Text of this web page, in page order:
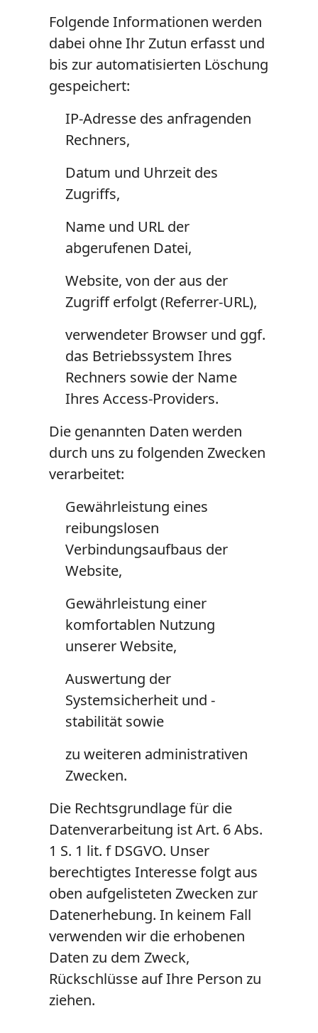
Folgende Informationen werden
dabei ohne Ihr Zutun erfasst und
bis zur automatisierten Löschung
gespeichert:
IP-Adresse des anfragenden
Rechners,
Datum und Uhrzeit des
Zugriffs,
Name und URL der
abgerufenen Datei,
Website, von der aus der
Zugriff erfolgt (Referrer-URL),
verwendeter Browser und ggf.
das Betriebssystem Ihres
Rechners sowie der Name
Ihres Access-Providers.
Die genannten Daten werden
durch uns zu folgenden Zwecken
verarbeitet:
Gewährleistung eines
reibungslosen
Verbindungsaufbaus der
Website,
Gewährleistung einer
komfortablen Nutzung
unserer Website,
Auswertung der
Systemsicherheit und -
stabilität sowie
zu weiteren administrativen
Zwecken.
Die Rechtsgrundlage für die
Datenverarbeitung ist Art. 6 Abs.
1 S. 1 lit. f DSGVO. Unser
berechtigtes Interesse folgt aus
oben aufgelisteten Zwecken zur
Datenerhebung. In keinem Fall
verwenden wir die erhobenen
Daten zu dem Zweck,
Rückschlüsse auf Ihre Person zu
ziehen.